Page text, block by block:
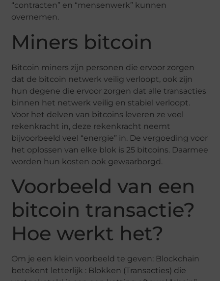
“contracten” en “mensenwerk” kunnen
overnemen.
Miners bitcoin
Bitcoin miners zijn personen die ervoor zorgen
dat de bitcoin netwerk veilig verloopt, ook zijn
hun degene die ervoor zorgen dat alle transacties
binnen het netwerk veilig en stabiel verloopt.
Voor het delven van bitcoins leveren ze veel
rekenkracht in, deze rekenkracht neemt
bijvoorbeeld veel “energie” in. De vergoeding voor
het oplossen van elke blok is 25 bitcoins. Daarmee
worden hun kosten ook gewaarborgd.
Voorbeeld van een
bitcoin transactie?
Hoe werkt het?
Om je een klein voorbeeld te geven: Blockchain
betekent letterlijk : Blokken (Transacties) die